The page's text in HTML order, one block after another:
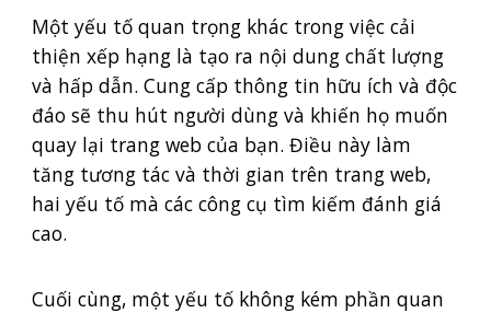
Một yếu tố quan trọng khác trong việc cải
thiện xếp hạng là tạo ra nội dung chất lượng
và hấp dẫn. Cung cấp thông tin hữu ích và độc
đáo sẽ thu hút người dùng và khiến họ muốn
quay lại trang web của bạn. Điều này làm
tăng tương tác và thời gian trên trang web,
hai yếu tố mà các công cụ tìm kiếm đánh giá
cao.
Cuối cùng, một yếu tố không kém phần quan